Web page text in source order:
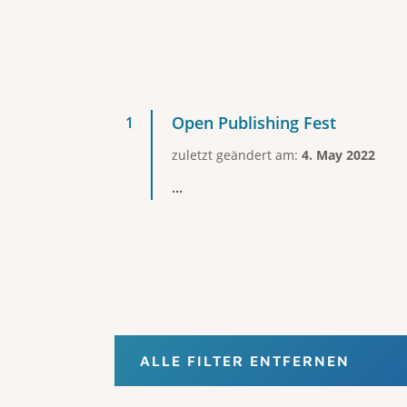
Open Publishing Fest
zuletzt geändert am: 4. May 2022
...
ALLE FILTER ENTFERNEN